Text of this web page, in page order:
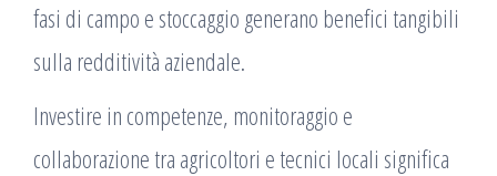
fasi di campo e stoccaggio generano benefici tangibili
sulla redditività aziendale.
Investire in competenze, monitoraggio e
collaborazione tra agricoltori e tecnici locali significa